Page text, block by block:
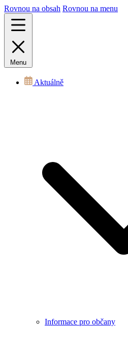
Rovnou na obsah Rovnou na menu
Menu
Aktuálně
Informace pro občany